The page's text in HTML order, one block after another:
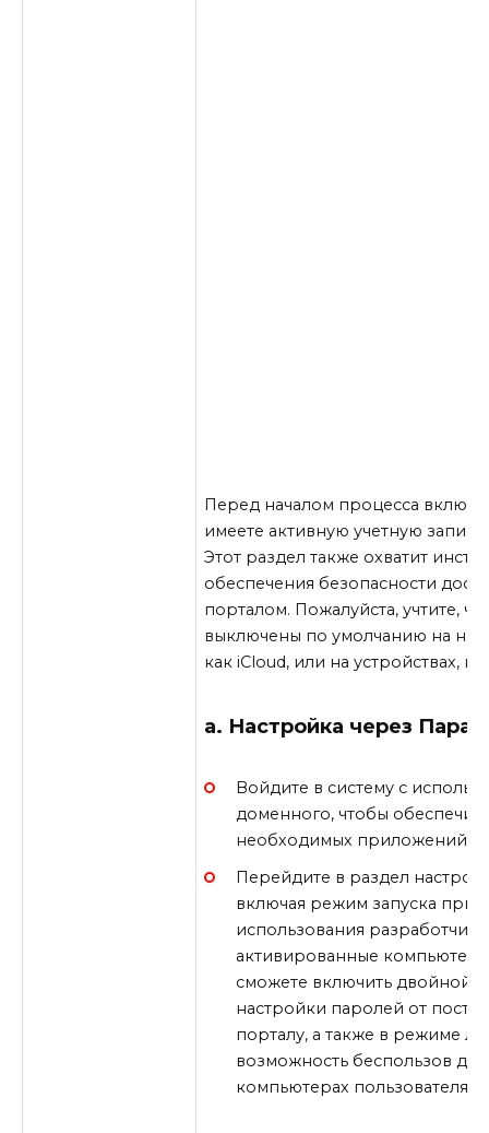
Перед началом процесса
имеете активную учетную
Этот раздел также охватит
обеспечения безопасности
порталом. Пожалуйста, учтите,
выключены по умолчанию на
как iCloud, или на устройствах,
а. Настройка через
Войдите в систему с
доменного, чтобы
необходимых приложений и
Перейдите в раздел
включая режим запуска
использования
активированные
сможете включить двойной
настройки паролей от
порталу, а также в режиме
возможность беспользов
компьютерах